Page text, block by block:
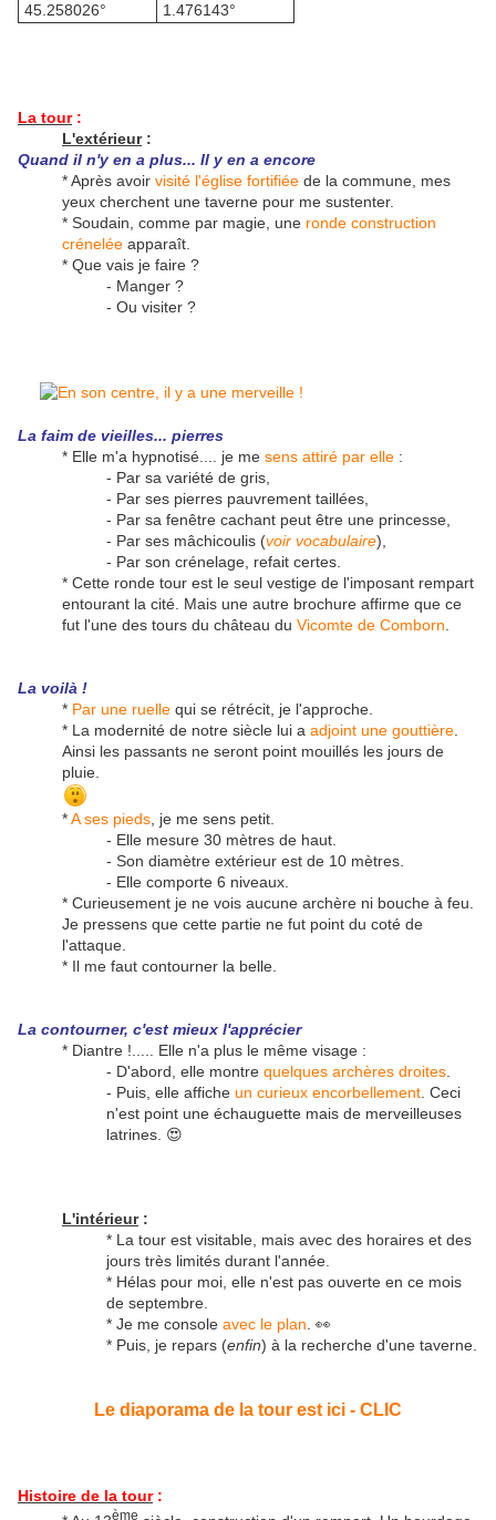
45.258026°
1.476143°
La tour :
L'extérieur:
Quand il n'y en a plus... Il y en a encore
* Après avoir visité l'église fortifiée de la commune, mes
yeux cherchent une taverne pour me sustenter.
* Soudain, comme par magie, une ronde construction
crénelée apparaît.
* Que vais je faire ?
- Manger ?
- Ou visiter ?
La faim de vieilles... pierres
* Elle m'a hypnotisé.... je me sens attiré par elle :
- Par sa variété de gris,
- Par ses pierres pauvrement taillées,
- Par sa fenêtre cachant peut être une princesse,
- Par ses mâchicoulis (voir vocabulaire),
- Par son crénelage, refait certes.
* Cette ronde tour est le seul vestige de l'imposant rempart
entourant la cité. Mais une autre brochure affirme que ce
fut l'une des tours du château du Vicomte de Comborn
La voilà !
* Par une ruelle qui se rétrécit, je l'approche.
* La modernité de notre siècle lui a adjoint une gouttière
Ainsi les passants ne seront point mouillés les jours de
pluie.
*A ses pieds , je me sens petit.
- Elle mesure 30 mètres de haut.
- Son diamètre extérieur est de 10 mètres.
- Elle comporte 6 niveaux.
* Curieusement je ne vois aucune archère ni bouche à feu.
Je pressens que cette partie ne fut point du coté de
l'attaque.
* Il me faut contourner la belle.
La contourner, c'est mieux l'apprécier
* Diantre !..... Elle n'a plus le même visage :
- D'abord, elle montre quelques archères droites
- Puis, elle affiche un curieux encorbellement . Ceci
n'est point une échauguette mais de merveilleuses
latrines. 😍
L'intérieur:
* La tour est visitable, mais avec des horaires et des
jours très limités durant l'année.
* Hélas pour moi, elle n'est pas ouverte en ce mois
de septembre.
* Je me console avec le plan . 👀
* Puis, je repars (enfin) à la recherche d'une taverne.
Le diaporama de la tour est ici - CLIC
Histoire de la tour :
ème